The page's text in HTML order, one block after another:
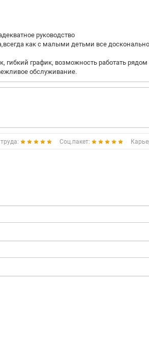
руководство
как с малыми детьми все
гибкий график, возможность работать
обслуживание.
Соц.пакет: